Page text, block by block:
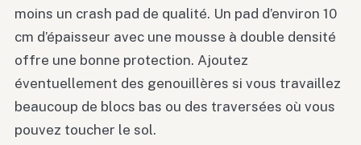
moins un crash pad de qualité. Un pad d’environ 10
cm d’épaisseur avec une mousse à double densité
offre une bonne protection. Ajoutez
éventuellement des genouillères si vous travaillez
beaucoup de blocs bas ou des traversées où vous
pouvez toucher le sol.